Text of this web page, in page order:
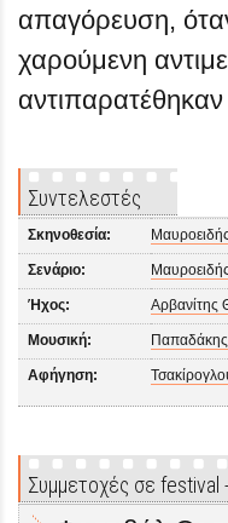
απαγόρευση,
χαρούμενη
Συντελεστές
Σκηνοθεσία:
Σενάριο:
Ήχος: Αρβανίτης
Μουσική:
Αφήγηση:
Συμμετοχές σε